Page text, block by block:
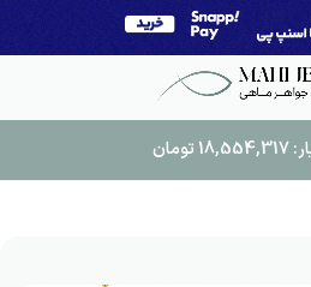
18,554,317 تومان